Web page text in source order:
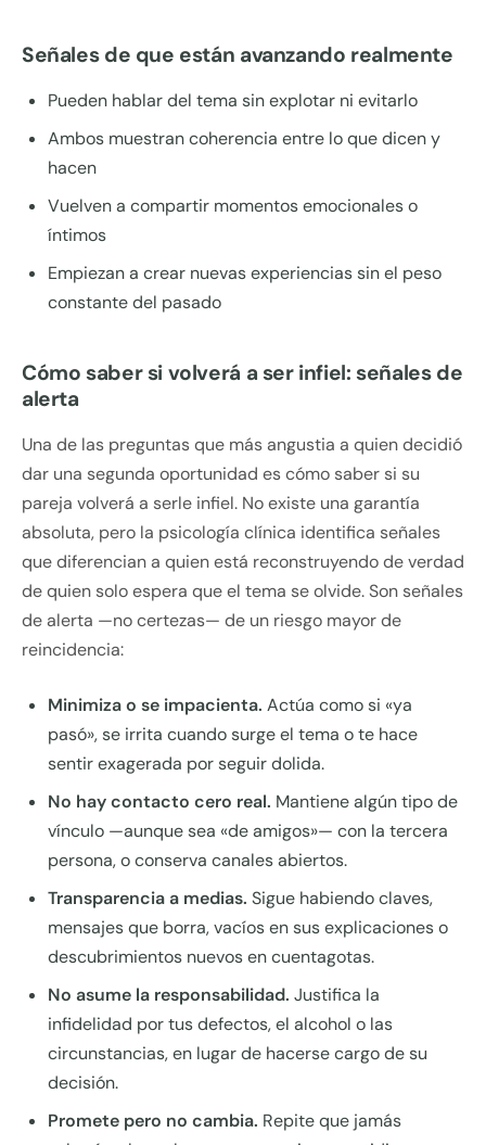
Señales de que están avanzando realmente
Pueden hablar del tema sin explotar ni evitarlo
Ambos muestran coherencia entre lo que dicen y
hacen
Vuelven a compartir momentos emocionales o
íntimos
Empiezan a crear nuevas experiencias sin el peso
constante del pasado
Cómo saber si volverá a ser infiel: señales de
alerta
Una de las preguntas que más angustia a quien decidió
dar una segunda oportunidad es cómo saber si su
pareja volverá a serle infiel. No existe una garantía
absoluta, pero la psicología clínica identifica señales
que diferencian a quien está reconstruyendo de verdad
de quien solo espera que el tema se olvide. Son señales
de alerta —no certezas— de un riesgo mayor de
reincidencia:
Minimiza o se impacienta. Actúa como si «ya
pasó», se irrita cuando surge el tema o te hace
sentir exagerada por seguir dolida.
No hay contacto cero real. Mantiene algún tipo de
vínculo —aunque sea «de amigos»— con la tercera
persona, o conserva canales abiertos.
Transparencia a medias. Sigue habiendo claves,
mensajes que borra, vacíos en sus explicaciones o
descubrimientos nuevos en cuentagotas.
No asume la responsabilidad. Justifica la
infidelidad por tus defectos, el alcohol o las
circunstancias, en lugar de hacerse cargo de su
decisión.
Promete pero no cambia. Repite que jamás